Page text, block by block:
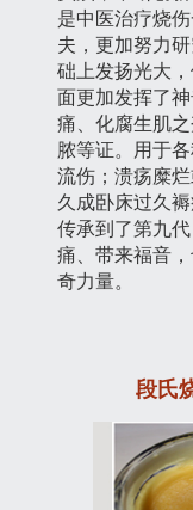
是中医治疗烧
夫，更加努力
础上发扬光大
面更加发挥了
痛、化腐生肌
脓等证。用于
流伤；溃疡糜
久成卧床过久
传承到了第九
痛、带来福音
奇力量。
段氏